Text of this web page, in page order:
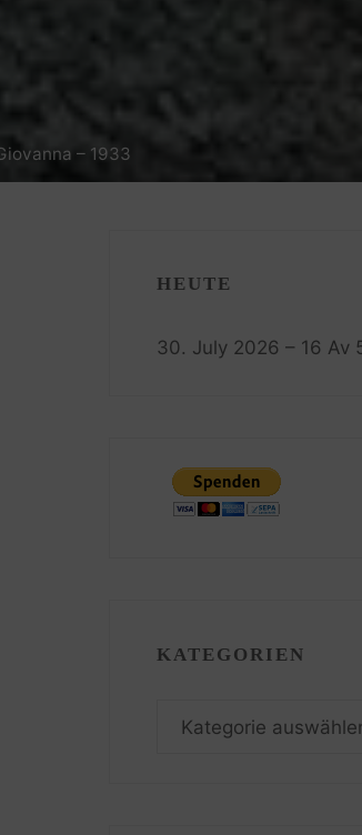
– 1933
HEUTE
30. July 2026 – 16 Av
KATEGORIEN